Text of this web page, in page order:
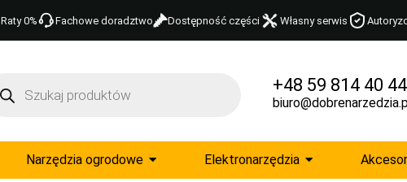
Raty 0% Fachowe doradztwo Dostępność części Własny serwis
+48 59 814 40 44
Narzędzia ogrodowe Elektronarzędzia